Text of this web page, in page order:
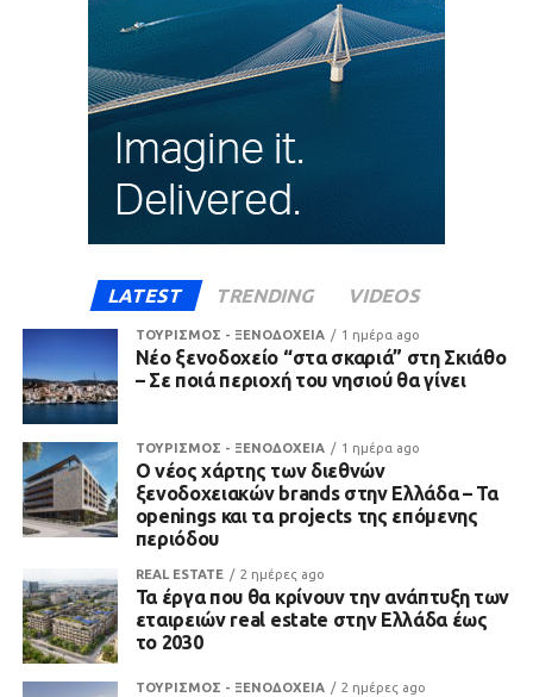
LATEST TRENDING VIDEOS
ΤΟΥΡΙΣΜΟΣ - ΞΕΝΟΔΟΧΕΙΑ 1 ημέρα ago
Νέο ξενοδοχείο “στα σκαριά” στη Σκιάθο
– Σε ποιά περιοχή του νησιού θα γίνει
ΤΟΥΡΙΣΜΟΣ - ΞΕΝΟΔΟΧΕΙΑ 1 ημέρα ago
Ο νέος χάρτης των διεθνών
ξενοδοχειακών brands στην Ελλάδα – Τα
openings και τα projects της επόμενης
περιόδου
REAL ESTATE 2 ημέρες ago
Τα έργα που θα κρίνουν την ανάπτυξη των
εταιρειών real estate στην Ελλάδα έως
το 2030
ΤΟΥΡΙΣΜΟΣ - ΞΕΝΟΔΟΧΕΙΑ 2 ημέρες ago